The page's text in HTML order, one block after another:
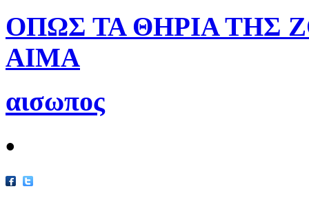
ΟΠΩΣ ΤΑ ΘΗΡΙΑ ΤΗΣ
ΑΙΜΑ
αισωπος
•